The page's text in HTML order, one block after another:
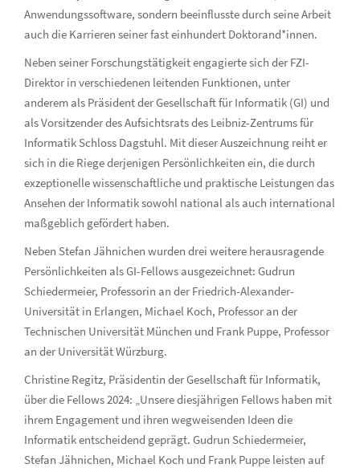
Anwendungssoftware, sondern beeinflusste durch seine Arbeit
auch die Karrieren seiner fast einhundert Doktorand*innen.
Neben seiner Forschungstätigkeit engagierte sich der FZI-
Direktor in verschiedenen leitenden Funktionen, unter
anderem als Präsident der Gesellschaft für Informatik (GI) und
als Vorsitzender des Aufsichtsrats des Leibniz-Zentrums für
Informatik Schloss Dagstuhl. Mit dieser Auszeichnung reiht er
sich in die Riege derjenigen Persönlichkeiten ein, die durch
exzeptionelle wissenschaftliche und praktische Leistungen das
Ansehen der Informatik sowohl national als auch international
maßgeblich gefördert haben.
Neben Stefan Jähnichen wurden drei weitere herausragende
Persönlichkeiten als GI-Fellows ausgezeichnet: Gudrun
Schiedermeier, Professorin an der Friedrich-Alexander-
Universität in Erlangen, Michael Koch, Professor an der
Technischen Universität München und Frank Puppe, Professor
an der Universität Würzburg.
Christine Regitz, Präsidentin der Gesellschaft für Informatik,
über die Fellows 2024: „Unsere diesjährigen Fellows haben mit
ihrem Engagement und ihren wegweisenden Ideen die
Informatik entscheidend geprägt. Gudrun Schiedermeier,
Stefan Jähnichen, Michael Koch und Frank Puppe leisten auf